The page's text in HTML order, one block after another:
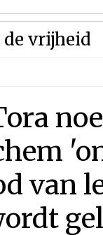
vrijheid
van